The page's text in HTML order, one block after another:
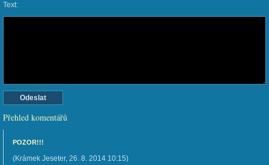
Text:
Přehled komentářů
POZOR!!!
(Krámek Jeseter, 26. 8. 2014 10:15)